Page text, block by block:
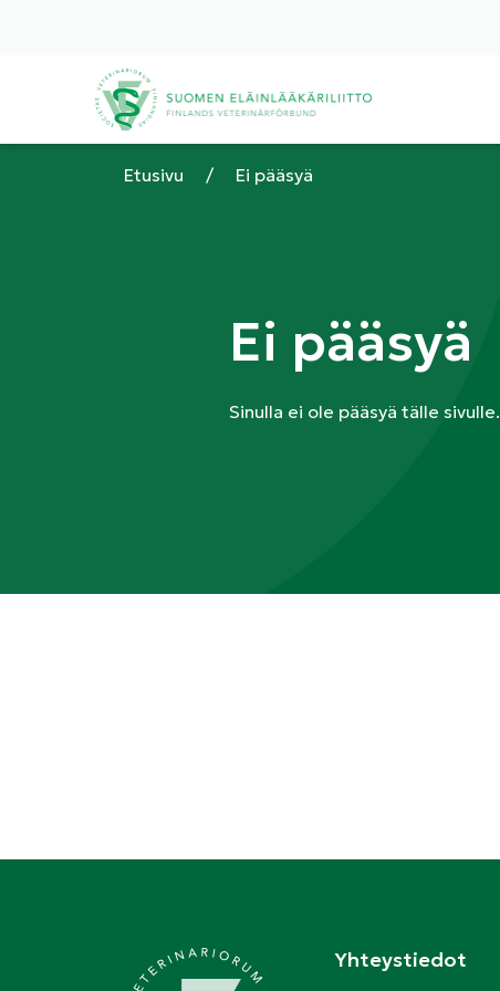
Etusivu / Ei pääsyä
Ei pääsyä
Sinulla ei ole pääsyä tälle sivulle.
Yhteystiedot